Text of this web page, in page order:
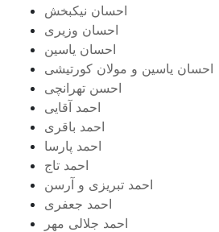
احسان نیکبخش
احسان وزیری
احسان یاسین
احسان یاسین و مولان کورتیشی
احسن تهرانچی
احمد آقایی
احمد باقری
احمد پارسا
احمد تاج
احمد تبریزی و آرسن
احمد جعفری
احمد جلالی مهر